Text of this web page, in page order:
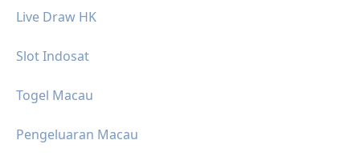
Live Draw HK
Slot Indosat
Togel Macau
Pengeluaran Macau